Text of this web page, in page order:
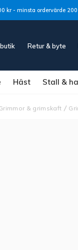
kr - minsta ordervärde
Retur & byte
Häst Stall &
& grimskaft